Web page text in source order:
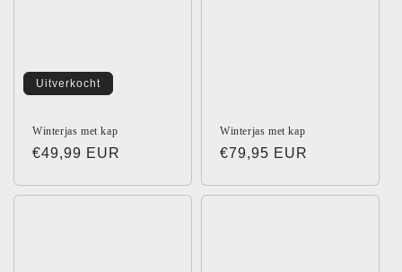
Uitverkocht
Winterjas met kap
Normale
€49,99 EUR
Winterjas met kap
Normale
€79,95 EUR